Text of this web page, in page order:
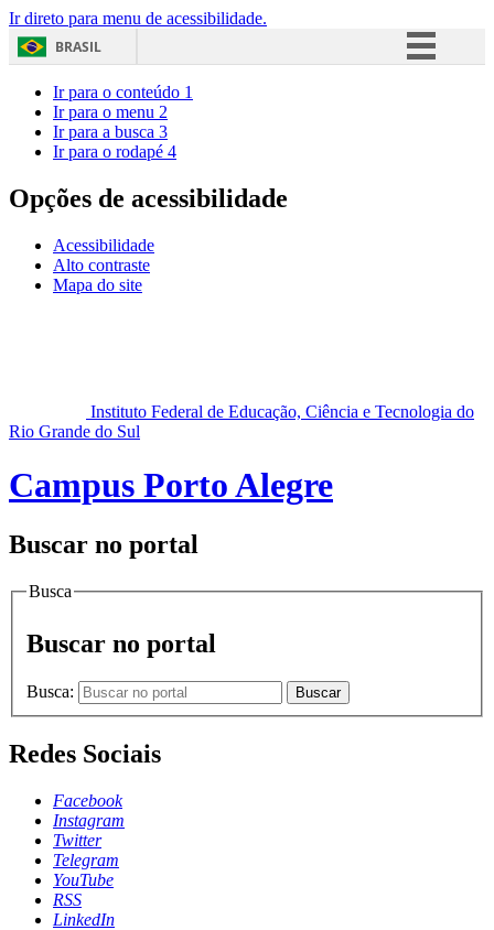
Ir direto para menu de acessibilidade.
BRASIL
Acesso à informação
Ir para o conteúdo 1
Ir para o menu 2
Ir para a busca 3
Ir para o rodapé 4
Opções de acessibilidade
Acessibilidade
Alto contraste
Mapa do site
Instituto Federal de Educação, Ciência e Tecnologia do
Rio Grande do Sul
Campus Porto Alegre
Buscar no portal
Busca
Buscar no portal
Busca: Buscar
Redes Sociais
Facebook
Instagram
Twitter
Telegram
YouTube
RSS
LinkedIn